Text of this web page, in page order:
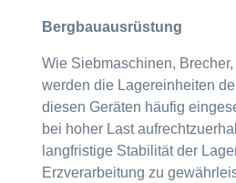
Bergbauausrüstung
Wie Siebmaschinen,
werden die Lagereinheiten
diesen Geräten häufig
bei hoher Last
langfristige Stabilität der
Erzverarbeitung zu